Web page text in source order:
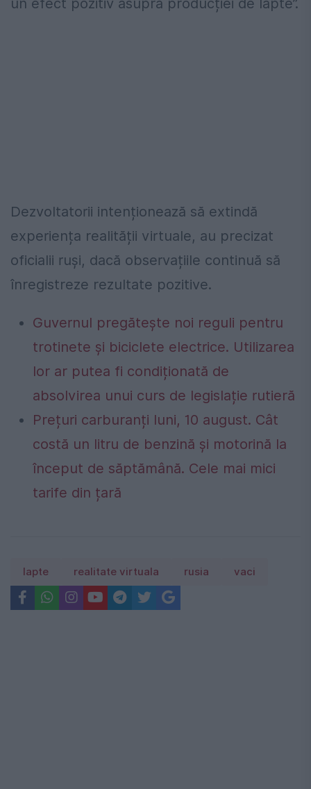
Dezvoltatorii intenționează să extindă
experiența realității virtuale, au precizat
oficialii ruși, dacă observațiile continuă să
înregistreze rezultate pozitive.
Guvernul pregătește noi reguli pentru
trotinete și biciclete electrice. Utilizarea
lor ar putea fi condiționată de
absolvirea unui curs de legislație rutieră
Prețuri carburanți luni, 10 august. Cât
costă un litru de benzină și motorină la
început de săptămână. Cele mai mici
tarife din țară
lapte realitate virtuala rusia vaci